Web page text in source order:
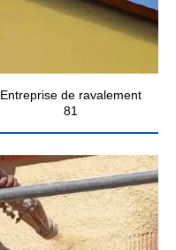
Entreprise de ravalement
81